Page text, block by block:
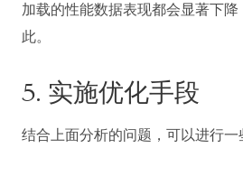
加载的性能数据表现都会显著下
此。
5. 实施优化手段
结合上面分析的问题，可以进行一